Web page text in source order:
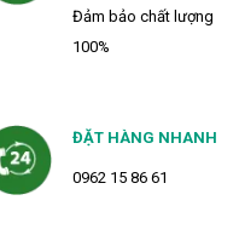
Đảm bảo chất lượng
100%
ĐẶT HÀNG NHANH
0962 15 86 61